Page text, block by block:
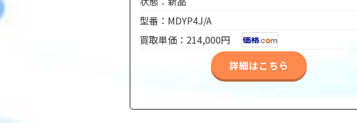
型番：MDYP4J/A
買取単価：214,000円
詳細はこちら